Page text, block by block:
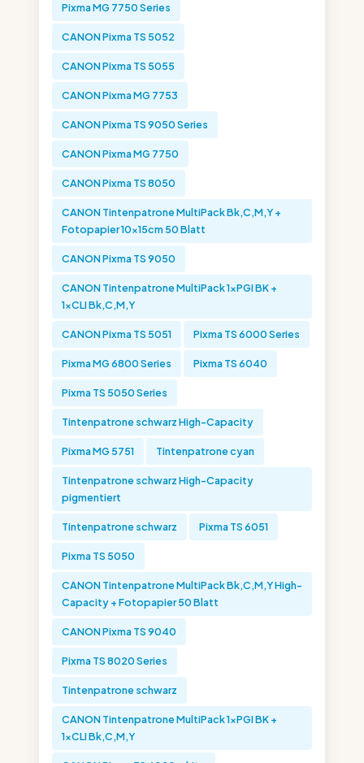
Pixma MG 7750 Series
CANON Pixma TS 5052
CANON Pixma TS 5055
CANON Pixma MG 7753
CANON Pixma TS 9050 Series
CANON Pixma MG 7750
CANON Pixma TS 8050
CANON Tintenpatrone MultiPack Bk,C,M,Y +
Fotopapier 10x15cm 50 Blatt
CANON Pixma TS 9050
CANON Tintenpatrone MultiPack 1xPGI BK +
1xCLI Bk,C,M,Y
CANON Pixma TS 5051 Pixma TS 6000 Series
Pixma MG 6800 Series Pixma TS 6040
Pixma TS 5050 Series
Tintenpatrone schwarz High-Capacity
Pixma MG 5751 Tintenpatrone cyan
Tintenpatrone schwarz High-Capacity
pigmentiert
Tintenpatrone schwarz Pixma TS 6051
Pixma TS 5050
CANON Tintenpatrone MultiPack Bk,C,M,Y High-
Capacity + Fotopapier 50 Blatt
CANON Pixma TS 9040
Pixma TS 8020 Series
Tintenpatrone schwarz
CANON Tintenpatrone MultiPack 1xPGI BK +
1xCLI Bk,C,M,Y